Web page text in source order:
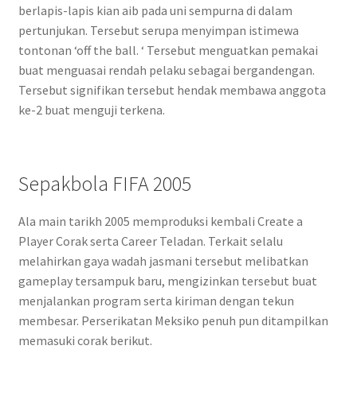
berlapis-lapis kian aib pada uni sempurna di dalam
pertunjukan. Tersebut serupa menyimpan istimewa
tontonan ‘off the ball. ‘ Tersebut menguatkan pemakai
buat menguasai rendah pelaku sebagai bergandengan.
Tersebut signifikan tersebut hendak membawa anggota
ke-2 buat menguji terkena.
Sepakbola FIFA 2005
Ala main tarikh 2005 memproduksi kembali Create a
Player Corak serta Career Teladan. Terkait selalu
melahirkan gaya wadah jasmani tersebut melibatkan
gameplay tersampuk baru, mengizinkan tersebut buat
menjalankan program serta kiriman dengan tekun
membesar. Perserikatan Meksiko penuh pun ditampilkan
memasuki corak berikut.